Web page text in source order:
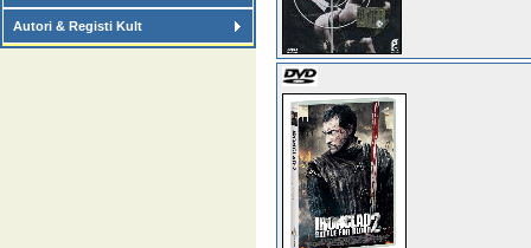
Autori & Registi Kult